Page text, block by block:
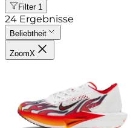
Filter 1
24 Ergebnisse
Beliebtheit
ZoomX